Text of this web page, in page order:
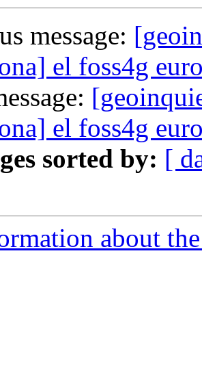
message:
el foss4g
el foss4g
sorted by: [
about